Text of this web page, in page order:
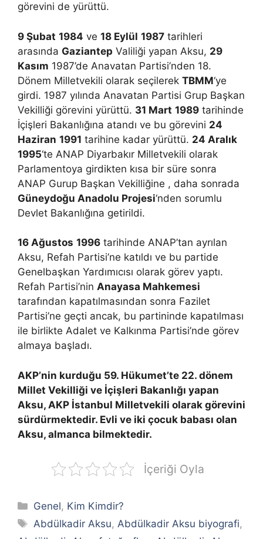
görevini de yürüttü.
9 Şubat 1984 ve 18 Eylül 1987 tarihleri
arasında Gaziantep Valiliği yapan Aksu, 29
Kasım 1987’de Anavatan Partisi’nden 18.
Dönem Milletvekili olarak seçilerek TBMM‘ye
girdi. 1987 yılında Anavatan Partisi Grup Başkan
Vekilliği görevini yürüttü. 31 Mart 1989 tarihinde
İçişleri Bakanlığına atandı ve bu görevini 24
Haziran 1991 tarihine kadar yürüttü. 24 Aralık
1995‘te ANAP Diyarbakır Milletvekili olarak
Parlamentoya girdikten kısa bir süre sonra
ANAP Gurup Başkan Vekilliğine , daha sonrada
Güneydoğu Anadolu Projesi‘nden sorumlu
Devlet Bakanlığına getirildi.
16 Ağustos 1996 tarihinde ANAP’tan ayrılan
Aksu, Refah Partisi’ne katıldı ve bu partide
Genelbaşkan Yardımıcısı olarak görev yaptı.
Refah Partisi’nin Anayasa Mahkemesi
tarafından kapatılmasından sonra Fazilet
Partisi’ne geçti ancak, bu partininde kapatılması
ile birlikte Adalet ve Kalkınma Partisi’nde görev
almaya başladı.
AKP’nin kurduğu 59. Hükumet’te 22. dönem
Millet Vekilliği ve İçişleri Bakanlığı yapan
Aksu, AKP İstanbul Milletvekili olarak görevini
sürdürmektedir. Evli ve iki çocuk babası olan
Aksu, almanca bilmektedir.
İçeriği Oyla
Kategoriler
Genel, Kim Kimdir?
Etiketler
Abdülkadir Aksu, Abdülkadir Aksu biyografi,